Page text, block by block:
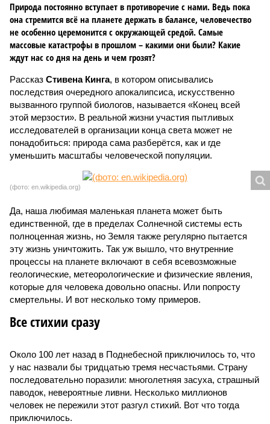
Природа постоянно вступает в противоречие с нами. Ведь пока
она стремится всё на планете держать в балансе, человечество
не особенно церемонится с окружающей средой. Самые
массовые катастрофы в прошлом – какими они были? Какие
ждут нас со дня на день и чем грозят?
Рассказ Стивена Кинга, в котором описывались
последствия очередного апокалипсиса, искусственно
вызванного группой биологов, называется «Конец всей
этой мерзости». В реальной жизни участия пытливых
исследователей в организации конца света может не
понадобиться: природа сама разберётся, как и где
уменьшить масштабы человеческой популяции.
(фото: en.wikipedia.org)
Да, наша любимая маленькая планета может быть
единственной, где в пределах Солнечной системы есть
полноценная жизнь, но Земля также регулярно пытается
эту жизнь уничтожить. Так уж вышло, что внутренние
процессы на планете включают в себя всевозможные
геологические, метеорологические и физические явления,
которые для человека довольно опасны. Или попросту
смертельны. И вот несколько тому примеров.
Все стихии сразу
Около 100 лет назад в Поднебесной приключилось то, что
у нас назвали бы тридцатью тремя несчастьями. Страну
последовательно поразили: многолетняя засуха, страшный
паводок, невероятные ливни. Несколько миллионов
человек не пережили этот разгул стихий. Вот что тогда
приключилось.